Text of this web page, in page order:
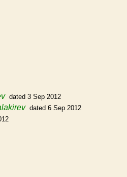
dated 3 Sep 2012
dated 6 Sep 2012